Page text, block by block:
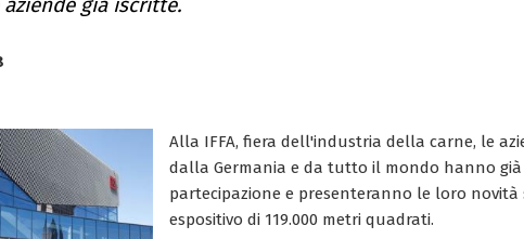
Alla IFFA, fiera dell'industria della carne, le
dalla Germania e da tutto il mondo hanno
partecipazione e presenteranno le loro novità
espositivo di 119.000 metri quadrati.